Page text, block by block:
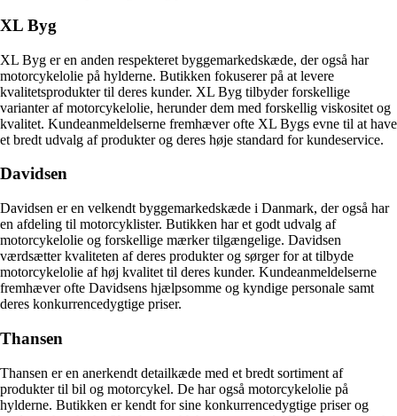
XL Byg
XL Byg er en anden respekteret byggemarkedskæde, der også har
motorcykelolie på hylderne. Butikken fokuserer på at levere
kvalitetsprodukter til deres kunder. XL Byg tilbyder forskellige
varianter af motorcykelolie, herunder dem med forskellig viskositet og
kvalitet. Kundeanmeldelserne fremhæver ofte XL Bygs evne til at have
et bredt udvalg af produkter og deres høje standard for kundeservice.
Davidsen
Davidsen er en velkendt byggemarkedskæde i Danmark, der også har
en afdeling til motorcyklister. Butikken har et godt udvalg af
motorcykelolie og forskellige mærker tilgængelige. Davidsen
værdsætter kvaliteten af deres produkter og sørger for at tilbyde
motorcykelolie af høj kvalitet til deres kunder. Kundeanmeldelserne
fremhæver ofte Davidsens hjælpsomme og kyndige personale samt
deres konkurrencedygtige priser.
Thansen
Thansen er en anerkendt detailkæde med et bredt sortiment af
produkter til bil og motorcykel. De har også motorcykelolie på
hylderne. Butikken er kendt for sine konkurrencedygtige priser og